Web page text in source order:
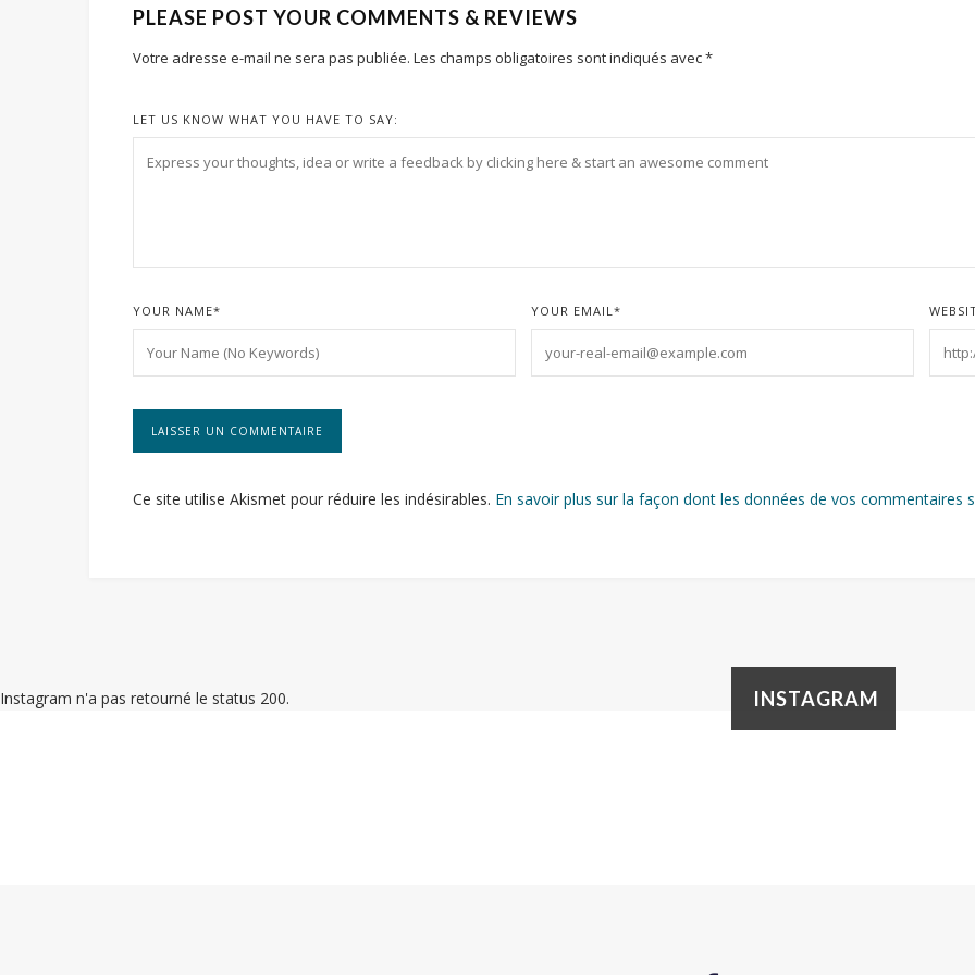
PLEASE POST YOUR COMMENTS & REVIEWS
Votre adresse e-mail ne sera pas publiée. Les champs obligatoires sont indiqués avec*
LET US KNOW WHAT YOU HAVE TO SAY:
YOUR NAME* YOUR EMAIL*
Ce site utilise Akismet pour réduire les indésirables. En savoir plus sur la façon dont les données de vos commentaires
INSTAGRAM
Instagram n'a pas retourné le status 200.